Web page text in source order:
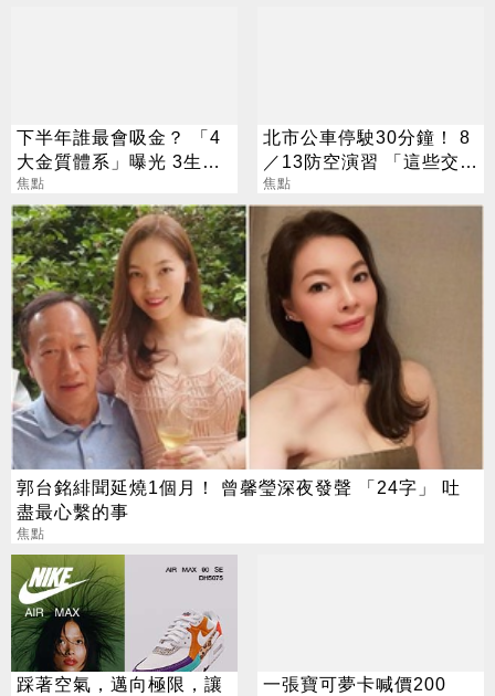
下半年誰最會吸金？ 「4
大金質體系」曝光 3生肖
偏財旺到「錢自己找上
門」
焦點
北市公車停駛30分鐘！ 8
／13防空演習 「這些交通
工具」全面管制
焦點
郭台銘緋聞延燒1個月！ 曾馨瑩深夜發聲 「24字」 吐
盡最心繫的事
焦點
踩著空氣，邁向極限，讓
一張寶可夢卡喊價200